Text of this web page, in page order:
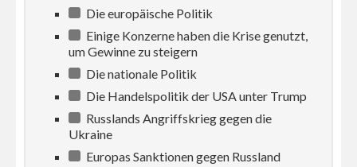
Die europäische Politik
Einige Konzerne haben die Krise genutzt,
um Gewinne zu steigern
Die nationale Politik
Die Handelspolitik der USA unter Trump
Russlands Angriffskrieg gegen die
Ukraine
Europas Sanktionen gegen Russland